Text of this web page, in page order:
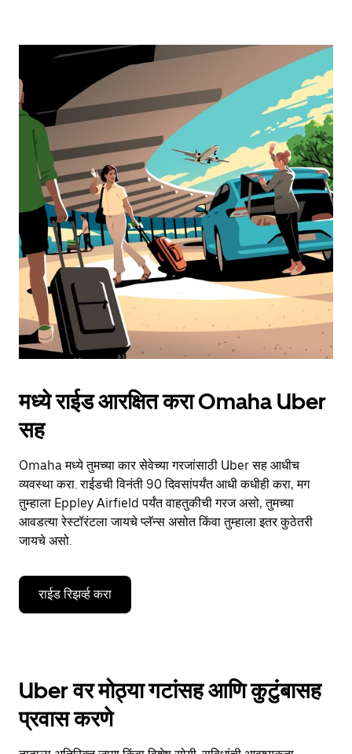
मध्ये राईड आरक्षित करा Omaha Uber
सह
Omaha मध्ये तुमच्या कार सेवेच्या गरजांसाठी Uber सह आधीच
व्यवस्था करा. राईडची विनंती 90 दिवसांपर्यंत आधी कधीही करा, मग
तुम्हाला Eppley Airfield पर्यंत वाहतुकीची गरज असो, तुमच्या
आवडत्या रेस्टॉरंटला जायचे प्लॅन्स असोत किंवा तुम्हाला इतर कुठेतरी
जायचे असो.
राईड रिझर्व्ह करा
Uber वर मोठ्या गटांसह आणि कुटुंबासह
प्रवास करणे